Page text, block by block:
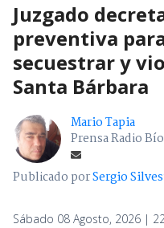
Juzgado
preventiva
secuestrar y
Santa Bárbara
Mario Tapia
Prensa Radio
Publicado porSergio
Sábado 08 Agosto, 2026 |